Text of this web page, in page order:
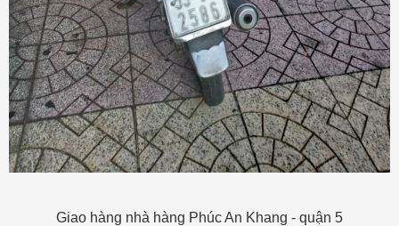
Giao hàng nhà hàng Phúc An Khang - quận 5